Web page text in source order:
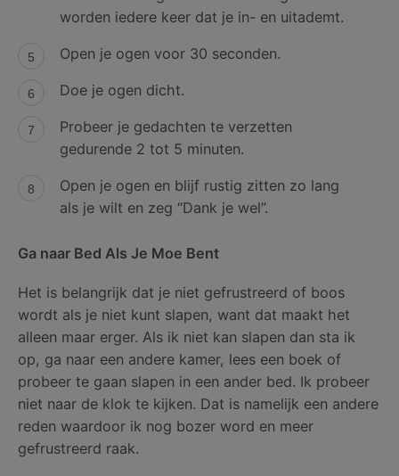
worden iedere keer dat je in- en uitademt.
Open je ogen voor 30 seconden.
Doe je ogen dicht.
Probeer je gedachten te verzetten
gedurende 2 tot 5 minuten.
Open je ogen en blijf rustig zitten zo lang
als je wilt en zeg “Dank je wel”.
Ga naar Bed Als Je Moe Bent
Het is belangrijk dat je niet gefrustreerd of boos
wordt als je niet kunt slapen, want dat maakt het
alleen maar erger. Als ik niet kan slapen dan sta ik
op, ga naar een andere kamer, lees een boek of
probeer te gaan slapen in een ander bed. Ik probeer
niet naar de klok te kijken. Dat is namelijk een andere
reden waardoor ik nog bozer word en meer
gefrustreerd raak.